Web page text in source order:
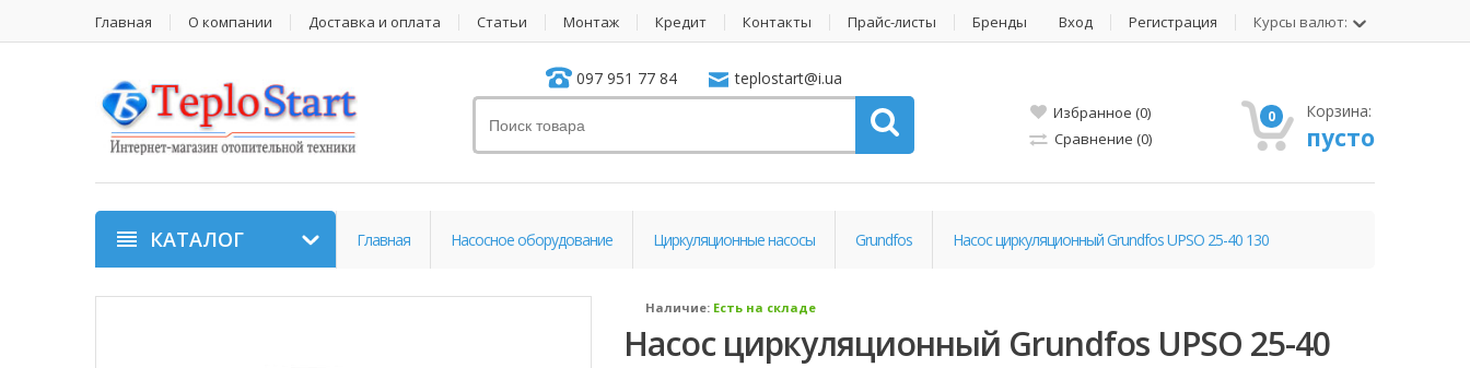
Главная О компании Доставка и оплата Статьи Монтаж Кредит Контакты Прайс-листы Бренды Вход Регистрация Курсы валют:
097 951 77 84 teplostart@i.ua
Избранное (0)
Сравнение (0)
0 Корзина:
пусто
КАТАЛОГ Главная Насосное оборудование Циркуляционные насосы Grundfos Насос циркуляционный Grundfos UPSO 25-40 130
Наличие: Есть на складе
Насос циркуляционный Grundfos UPSO 25-40